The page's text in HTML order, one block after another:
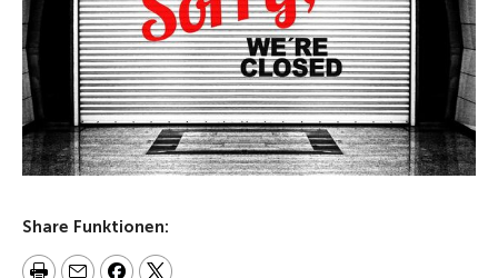
Share Funktionen: